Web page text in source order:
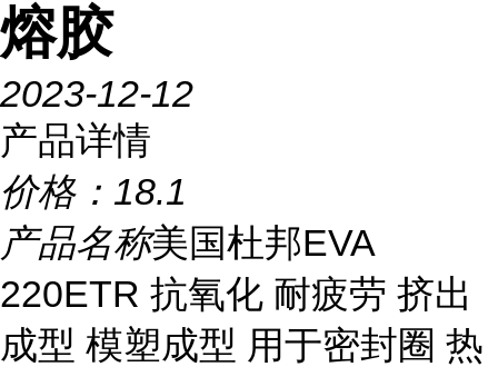
熔胶
2023-12-12
产品详情
价格： 18.1
产品名称美国杜邦EVA
220ETR 抗氧化 耐疲劳 挤出
成型 模塑成型 用于密封圈 热